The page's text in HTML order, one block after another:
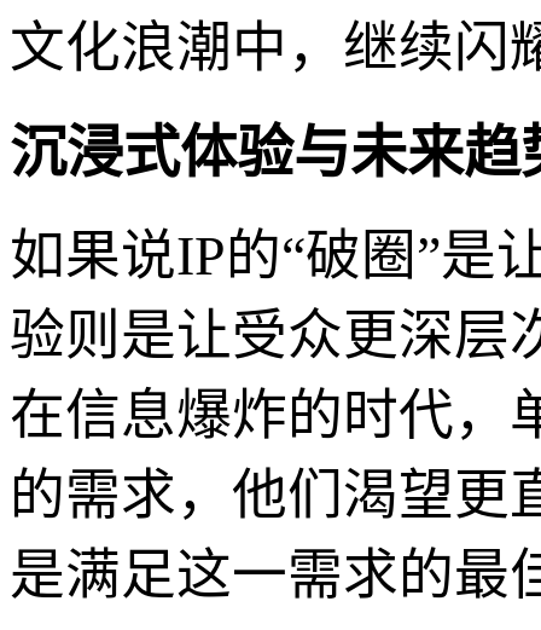
文化浪潮中，继续闪
沉浸式体验与未来
如果说IP的“破圈”是
验则是让受众更深层
在信息爆炸的时代，
的需求，他们渴望更
是满足这一需求的最